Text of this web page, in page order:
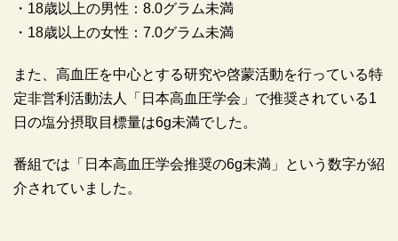
・18歳以上の男性：8.0グラム未満
・18歳以上の女性：7.0グラム未満
また、高血圧を中心とする研究や啓蒙活動を行っている特
定非営利活動法人「日本高血圧学会」で推奨されている1
日の塩分摂取目標量は6g未満でした。
番組では「日本高血圧学会推奨の6g未満」という数字が紹
介されていました。